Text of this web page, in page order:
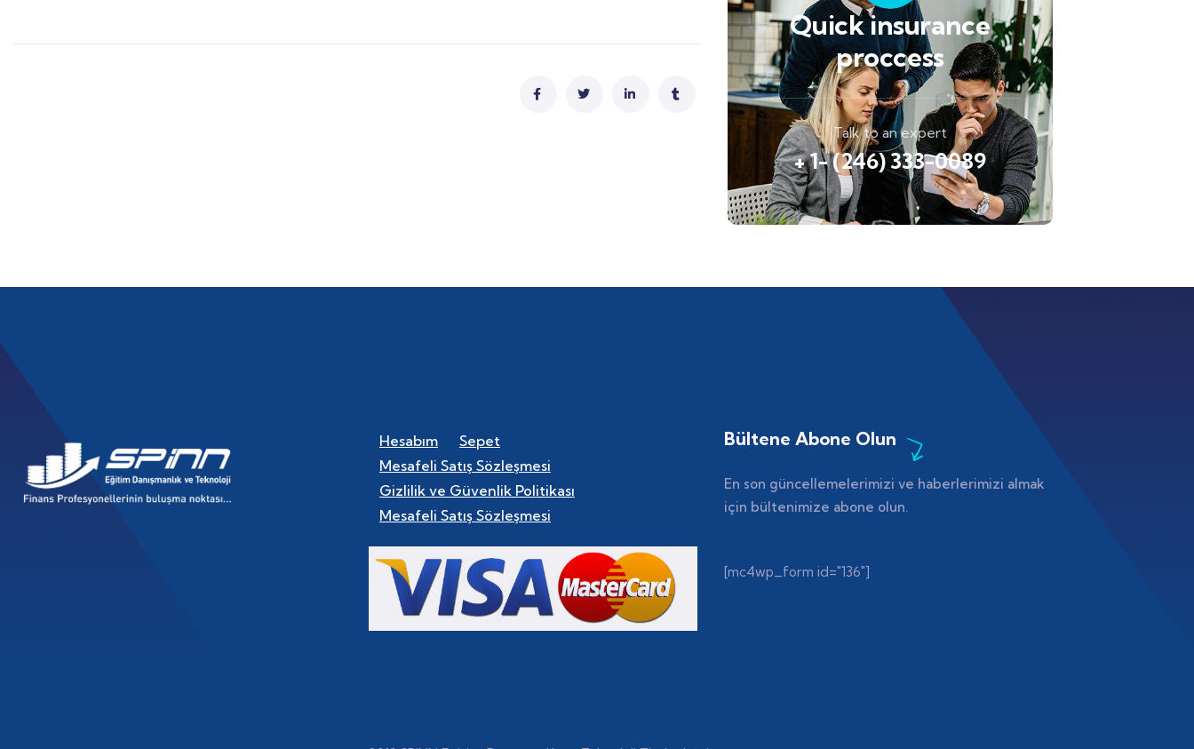
Quick insurance
proccess
Talk to an expert
+ 1- (246) 333-0089
Hesabım
Sepet
Mesafeli Satış Sözleşmesi
Gizlilik ve Güvenlik Politikası
Mesafeli Satış Sözleşmesi
Bültene Abone Olun
En son güncellemelerimizi ve haberlerimizi almak
için bültenimize abone olun.
[mc4wp_form id="136"]